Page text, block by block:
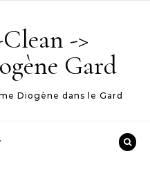
->
Gard
Diogène dans le Gard